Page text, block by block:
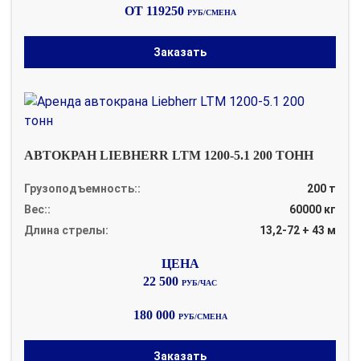
ОТ 119250 РУБ/СМЕНА
Заказать
АВТОКРАН LIEBHERR LTM 1200-5.1 200 ТОНН
Грузоподъемность::
200 т
Вес::
60000 кг
Длина стрелы:
13,2-72 + 43 м
22 500 РУБ/ЧАС
180 000 РУБ/СМЕНА
Заказать